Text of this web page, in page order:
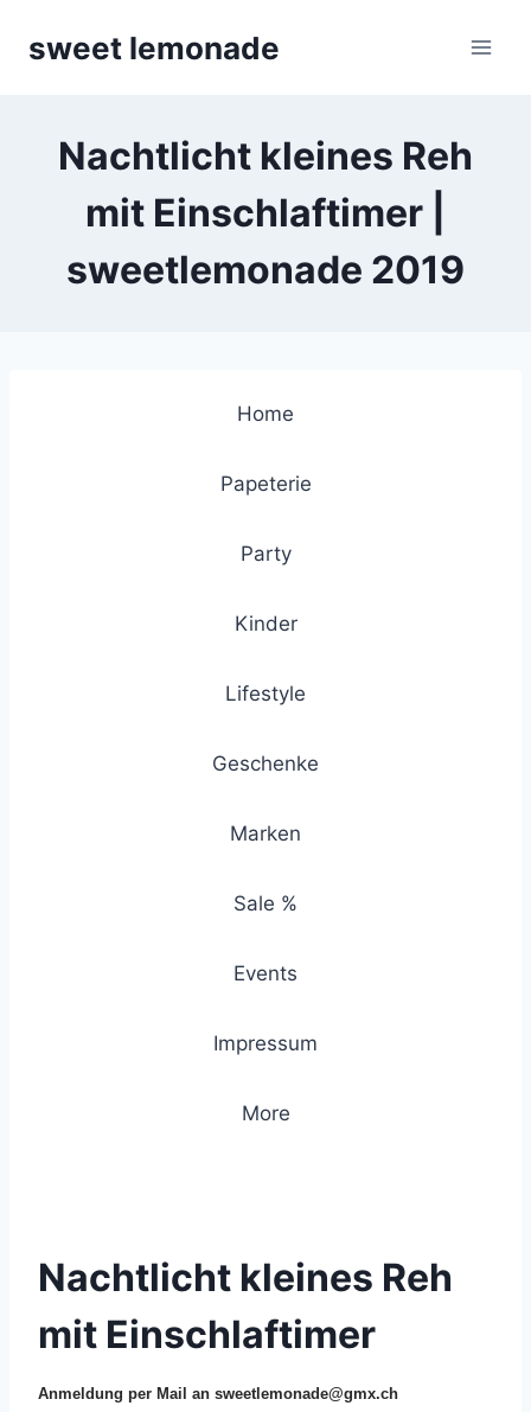
sweet lemonade
Nachtlicht kleines Reh
mit Einschlaftimer |
sweetlemonade 2019
Home
Papeterie
Party
Kinder
Lifestyle
Geschenke
Marken
Sale %
Events
Impressum
More
Nachtlicht kleines Reh
mit Einschlaftimer
Anmeldung per Mail an sweetlemonade@gmx.ch